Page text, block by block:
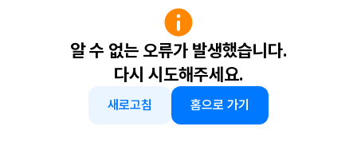
알 수 없는 오류가 발생했습니다.
다시 시도해주세요.
새로고침 홈으로 가기